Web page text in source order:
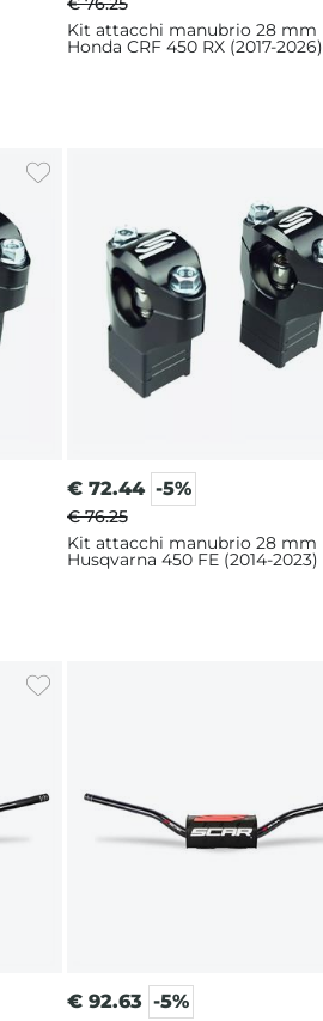
Kit attacchi manubrio 28 mm
Honda CRF 450 RX (2017-2026)
€ 72.44 -5%
€ 76.25
Kit attacchi manubrio 28 mm
Husqvarna 450 FE (2014-2023)
€ 92.63 -5%